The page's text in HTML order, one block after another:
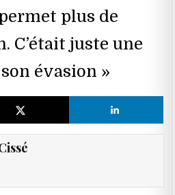
plus de
C’était juste une
évasion »